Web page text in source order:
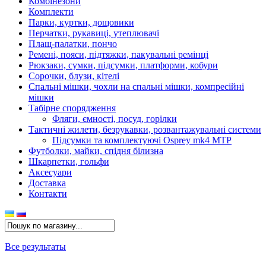
Комплекти
Парки, куртки, дощовики
Перчатки, рукавиці, утеплювачі
Плащ-палатки, пончо
Ремені, пояси, підтяжки, пакувальні ремінці
Рюкзаки, сумки, підсумки, платформи, кобури
Сорочки, блузи, кітелі
Спальні мішки, чохли на спальні мішки, компресійні
мішки
Табірне спорядження
Фляги, ємності, посуд, горілки
Тактичні жилети, безрукавки, розвантажувальні системи
Підсумки та комплектуючі Osprey mk4 MTP
Футболки, майки, спідня білизна
Шкарпетки, гольфи
Аксесуари
Доставка
Контакти
Все результаты